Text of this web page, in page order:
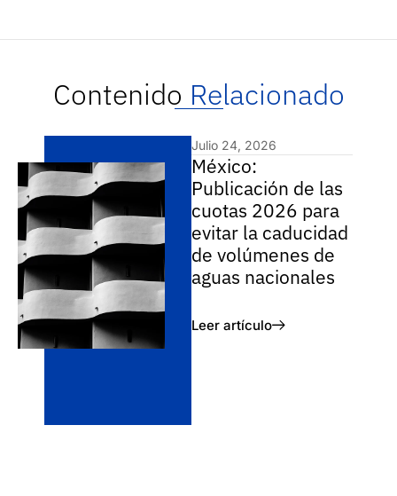
Contenido Relacionado
Julio 24, 2026
México:
Publicación de las
cuotas 2026 para
evitar la caducidad
de volúmenes de
aguas nacionales
Leer artículo